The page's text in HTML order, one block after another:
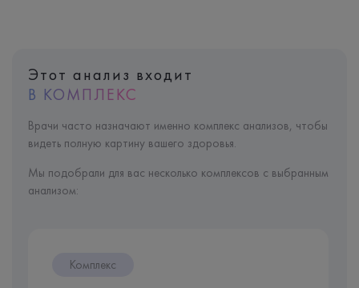
Этот анализ входит
В КОМПЛЕКС
Врачи часто назначают именно комплекс анализов, чтобы
видеть полную картину вашего здоровья.
Мы подобрали для вас несколько комплексов с выбранным
анализом:
Комплекс